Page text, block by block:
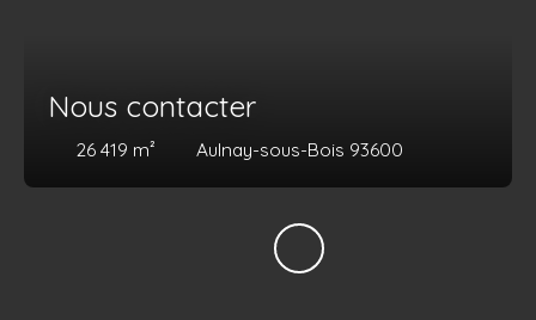
Nous contacter
26 419 m² Aulnay-sous-Bois 93600